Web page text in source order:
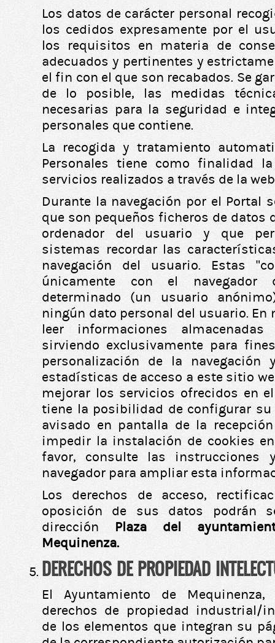
Los datos de carácter personal
los cedidos expresamente por el
los requisitos en materia de
adecuados y pertinentes y
el fin con el que son recabados. Se
de lo posible, las medidas
necesarias para la seguridad e
personales que contiene.
La recogida y tratamiento
Personales tiene como finalidad
servicios realizados a través de la
Durante la navegación por el Portal
que son pequeños ficheros de datos
ordenador del usuario y que
sistemas recordar las
navegación del usuario. Estas
únicamente con el navegador
determinado (un usuario
ningún dato personal del usuario. En
leer informaciones
sirviendo exclusivamente para
personalización de la navegación
estadísticas de acceso a este sitio
mejorar los servicios ofrecidos en
tiene la posibilidad de configurar su
avisado en pantalla de la
impedir la instalación de cookies
favor, consulte las instrucciones
navegador para ampliar esta
Los derechos de acceso,
oposición de sus datos podrán
dirección Plaza del
Mequinenza.
DERECHOS DE PROPIEDAD
El Ayuntamiento de
derechos de propiedad industrial/
de los elementos que integran su